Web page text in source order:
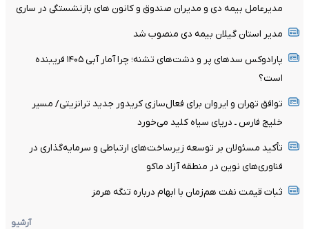
مدیرعامل بیمه دی و مدیران صندوق و کانون های بازنشستگی در ساری
مدیر استان گیلان بیمه دی منصوب شد
پارادوکس سدهای پر و دشت‌های تشنه؛ چرا آمار آبی ۱۴۰۵ فریبنده
است؟
توافق تهران و ایروان برای فعال‌سازی کریدور جدید ترانزیتی/ مسیر
خلیج فارس ـ دریای سیاه کلید می‌خورد
تأکید مسئولان بر توسعه زیرساخت‌های ارتباطی و سرمایه‌گذاری در
فناوری‌های نوین در منطقه آزاد ماکو
ثبات قیمت نفت هم‌زمان با ابهام درباره تنگه هرمز
آرشیو